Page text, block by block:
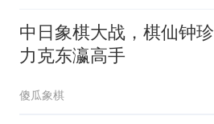
中日象棋大战，棋仙钟珍
力克东瀛高手
傻瓜象棋